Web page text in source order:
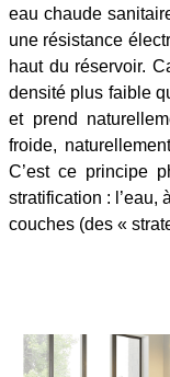
eau chaude
une résistance
haut du réservoir.
densité plus faible
et prend
froide,
C’est ce principe
stratification : l’eau,
couches (des «